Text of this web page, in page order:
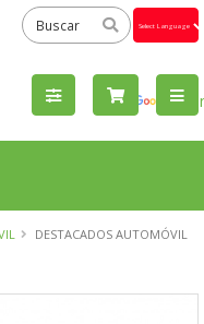
by
DESTACADOS AUTOMÓVIL